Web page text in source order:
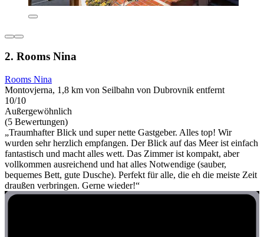
2. Rooms Nina
Rooms Nina
Montovjerna, 1,8 km von Seilbahn von Dubrovnik entfernt
10/10
Außergewöhnlich
(5 Bewertungen)
„Traumhafter Blick und super nette Gastgeber. Alles top! Wir
wurden sehr herzlich empfangen. Der Blick auf das Meer ist einfach
fantastisch und macht alles wett. Das Zimmer ist kompakt, aber
vollkommen ausreichend und hat alles Notwendige (sauber,
bequemes Bett, gute Dusche). Perfekt für alle, die eh die meiste Zeit
draußen verbringen. Gerne wieder!“